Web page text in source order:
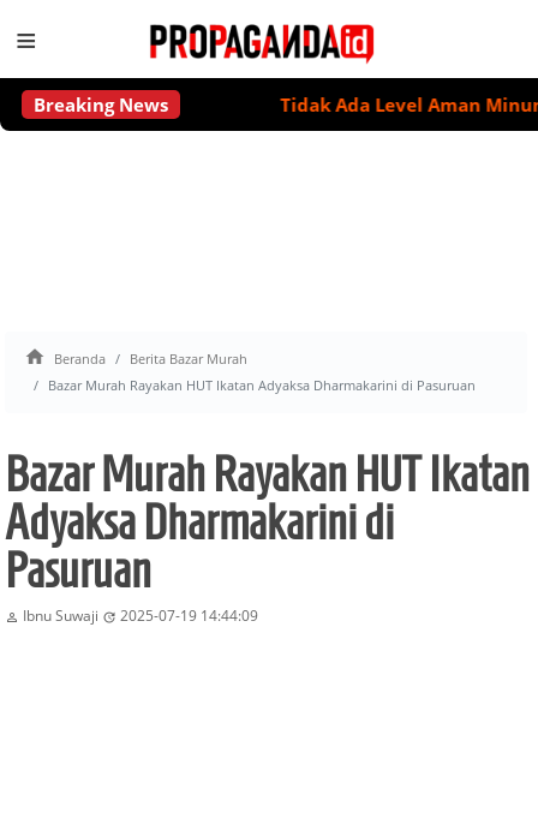
≡
Breaking News Tidak Ada Level Aman Minum
 Beranda
Berita Bazar Murah
Bazar Murah Rayakan HUT Ikatan Adyaksa Dharmakarini di Pasuruan
Bazar Murah Rayakan HUT Ikatan
Adyaksa Dharmakarini di
Pasuruan
 Ibnu Suwaji  2025-07-19 14:44:09